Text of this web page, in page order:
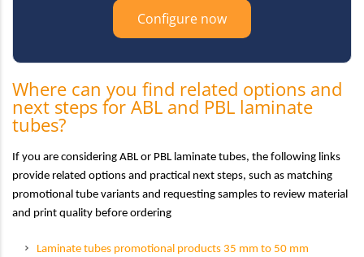
Configure now
Where can you find related options and
next steps for ABL and PBL laminate
tubes?
If you are considering ABL or PBL laminate tubes, the following links
provide related options and practical next steps, such as matching
promotional tube variants and requesting samples to review material
and print quality before ordering
Laminate tubes promotional products 35 mm to 50 mm